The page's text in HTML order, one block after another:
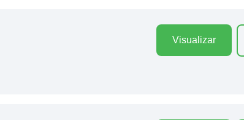
Visualizar